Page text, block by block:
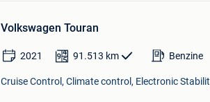
Volkswagen Touran
2021 91.513 km Benzine
Cruise Control, Climate control, Electronic